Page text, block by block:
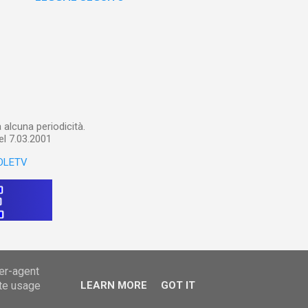
periodicità.
7.03.2001
agent
usage
LEARN MORE GOT IT